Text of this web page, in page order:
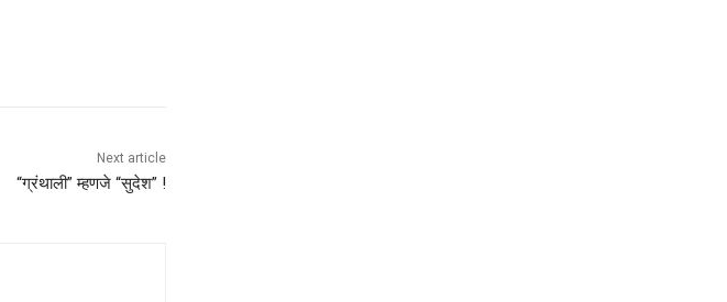
Next article
“ग्रंथाली” म्हणजे “सुदेश” !